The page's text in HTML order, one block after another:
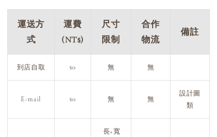
運送方
式
運費
(NT$)
尺寸
限制
合作
物流
備註
到店自取 $0 無 無
E-mail $0 無 無
設計圖
類
長+寬